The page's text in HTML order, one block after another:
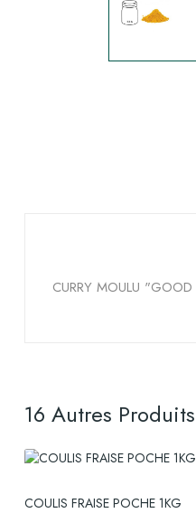
CURRY MOULU
16 Autres
COULIS FRAISE POCHE 1KG